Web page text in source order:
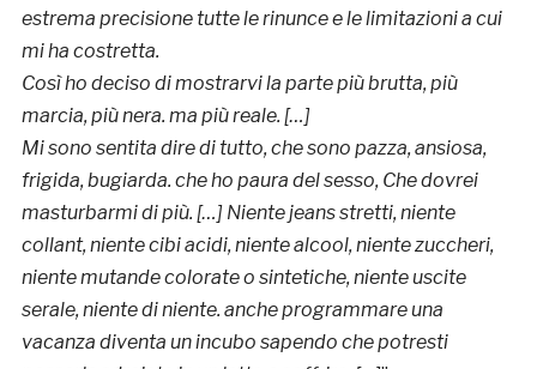
estrema precisione tutte le rinunce e le limitazioni a cui
mi ha costretta.
Così ho deciso di mostrarvi la parte più brutta, più
marcia, più nera. ma più reale. […]
Mi sono sentita dire di tutto, che sono pazza, ansiosa,
frigida, bugiarda. che ho paura del sesso, Che dovrei
masturbarmi di più. […] Niente jeans stretti, niente
collant, niente cibi acidi, niente alcool, niente zuccheri,
niente mutande colorate o sintetiche, niente uscite
serale, niente di niente. anche programmare una
vacanza diventa un incubo sapendo che potresti